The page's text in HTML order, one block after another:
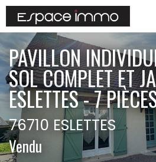
AGENCES
VIAGER
IMMOBILIER
Locaux
Bureaux
Fonds de
PAVILLON
SOL COMPLET ET
ESLETTES - 7
76710 ESLETTES
Vendu